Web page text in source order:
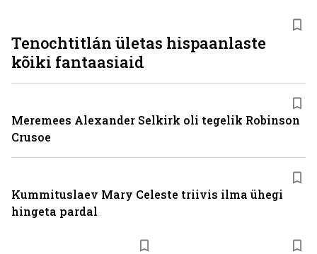
Tenochtitlán ületas hispaanlaste
kõiki fantaasiaid
Meremees Alexander Selkirk oli tegelik Robinson
Crusoe
Kummituslaev Mary Celeste triivis ilma ühegi
hingeta pardal